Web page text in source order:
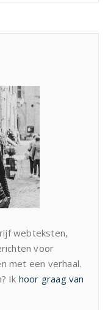
webteksten,
voor
met een verhaal.
Ik hoor graag van